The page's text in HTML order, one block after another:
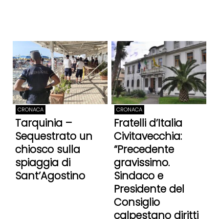
CRONACA
Tarquinia –
Sequestrato un
chiosco sulla
spiaggia di
Sant’Agostino
CRONACA
Fratelli d’Italia
Civitavecchia:
“Precedente
gravissimo.
Sindaco e
Presidente del
Consiglio
calpestano diritti